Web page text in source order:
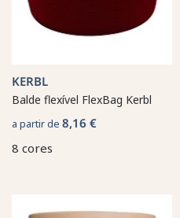
KERBL
Balde flexível FlexBag Kerbl
a partir de 8,16 €
8 cores